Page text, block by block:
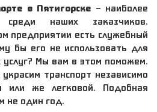
в Пятигорске – наиболее
среди наших заказчиков.
предприятии есть служебный
бы его не использовать для
услуг? Мы вам в этом поможем.
транспорт независимо
или же легковой. Подобная
не один год.